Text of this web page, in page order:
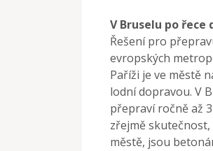
V Bruselu po
Řešení pro
evropských
Paříži je ve městě
lodní dopravou. V
přepraví ročně až
zřejmě
městě, jsou